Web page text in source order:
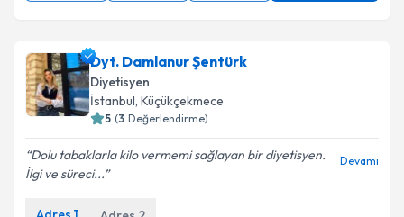
Dyt. Damlanur Şentürk
Diyetisyen
İstanbul , Küçükçekmece
5 (3 Değerlendirme)
Dolu tabaklarla kilo vermemi sağlayan bir diyetisyen.
İlgi ve süreci...
Devamı
Adres 1 Adres 2